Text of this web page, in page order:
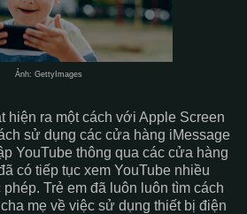
Ảnh: GettyImages
hiện ra một cách với Apple Screen
sử dụng các cửa hàng iMessage
YouTube thông qua các cửa hàng
có tiếp tục xem YouTube nhiều
Trẻ em đã luôn luôn tìm cách
mẹ về việc sử dụng thiết bị điện